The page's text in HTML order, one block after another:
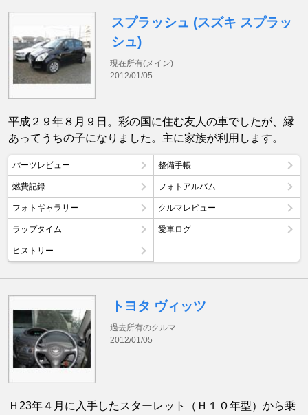
スプラッシュ (スズキ スプラッ
シュ)
現在所有(メイン)
2012/01/05
平成２９年８月９日。彩の国に住む友人の車でしたが、縁
あってうちの子になりました。主に家族が利用します。
パーツレビュー 整備手帳
燃費記録 フォトアルバム
フォトギャラリー クルマレビュー
ラップタイム 愛車ログ
ヒストリー
トヨタ ヴィッツ
過去所有のクルマ
2012/01/05
Ｈ23年４月に入手したスターレット（Ｈ１０年型）から乗